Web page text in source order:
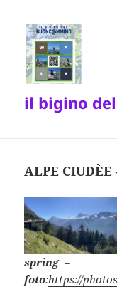
il bigino
ALPE
spring–
foto:https://